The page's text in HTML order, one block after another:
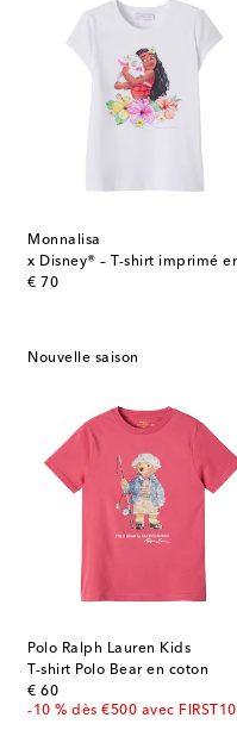
Monnalisa
€ 70
original price
Nouvelle saison
Polo Ralph Lauren Kids
T-shirt Polo Bear en coton
€ 60
original price
-10 % dès €500 avec FIRST10